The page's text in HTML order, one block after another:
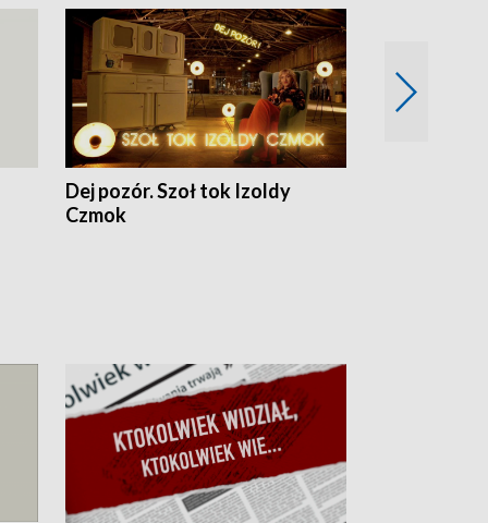
Dej pozór. Szoł tok Izoldy
Czmok